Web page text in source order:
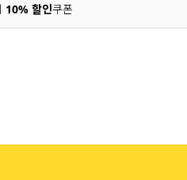
10% 할인쿠폰